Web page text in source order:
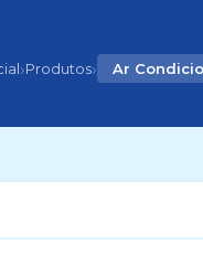
›Produtos› Ar